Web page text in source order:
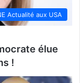
Actualité aux USA
élue
!